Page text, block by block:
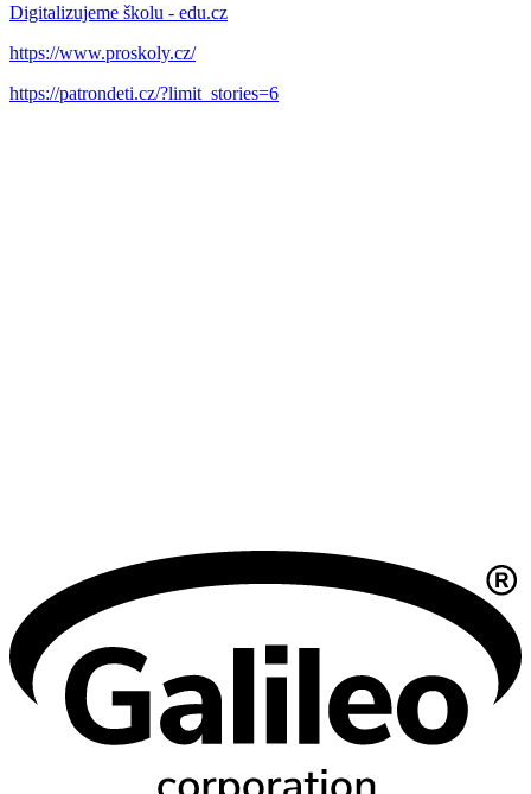
Digitalizujeme školu - edu.cz
https://www.proskoly.cz/
https://patrondeti.cz/?limit_stories=6